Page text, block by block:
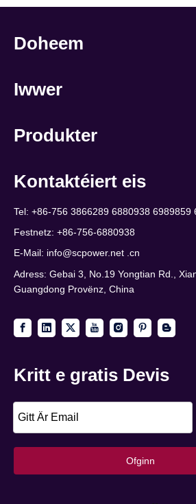
Doheem
Iwwer
Produkter
Kontaktéiert eis
Tel: +86-756 3866289 6880938 6989859
Festnetz: +86-756-6880938
E-Mail: info@scpower.net .cn
Adress: Gebai 3, No.19 Yongtian Rd.,
Guangdong Provënz, China
Kritt e gratis Devis
Ofginn